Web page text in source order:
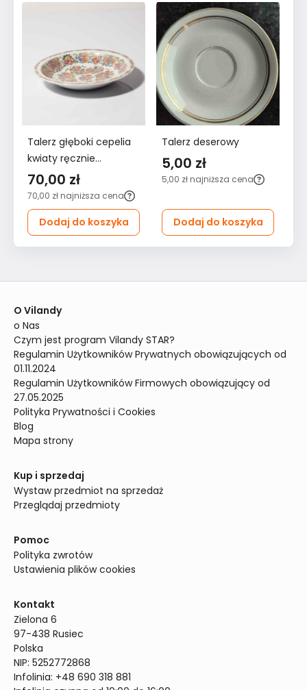
Talerz głęboki cepelia
kwiaty ręcznie
malowane
70,00 zł
70,00 zł najniższa cena
Dodaj do koszyka
Talerz deserowy
5,00 zł
5,00 zł najniższa cena
Dodaj do koszyka
O Vilandy
o Nas
Czym jest program Vilandy STAR?
Regulamin Użytkowników Prywatnych obowiązujących od
01.11.2024
Regulamin Użytkowników Firmowych obowiązujący od
27.05.2025
Polityka Prywatności i Cookies
Blog
Mapa strony
Kup i sprzedaj
Wystaw przedmiot na sprzedaż
Przeglądaj przedmioty
Pomoc
Polityka zwrotów
Ustawienia plików cookies
Kontakt
Zielona 6
97-438 Rusiec
Polska
NIP: 5252772868
Infolinia: +48 690 318 881